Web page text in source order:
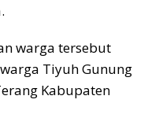
warga tersebut
Tiyuh Gunung
Kabupaten